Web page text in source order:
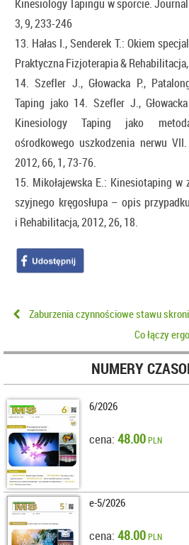
Kinesiology Tapingu w sporcie.
3, 9, 233-246
13. Hałas I., Senderek T.: Okiem
Praktyczna Fizjoterapia &
14. Szefler J., Głowacka P.,
Taping jako 14. Szefler J.,
Kinesiology Taping jako
ośrodkowego uszkodzenia nerwu
2012, 66, 1, 73-76.
15. Mikołajewska E.: Kinesiotaping
szyjnego kręgosłupa – opis
i Rehabilitacja, 2012, 26, 18.
Zaburzenia czynnościowe stawu
Co łączy
NUMERY
6/2026
cena: 48.00PLN
e-5/2026
cena: 48.00PLN